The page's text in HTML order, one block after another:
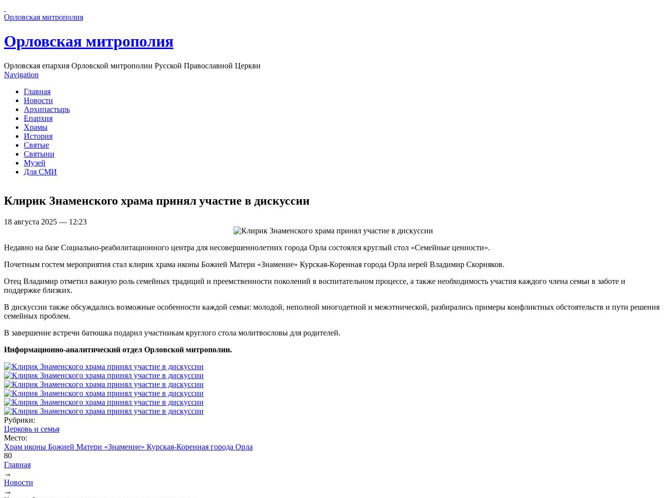
Орловская митрополия
Орловская митрополия
Орловская епархия Орловской митрополии Русской Православной Церкви
Navigation
Главная
Новости
Архипастырь
Епархия
Храмы
История
Святые
Святыни
Музей
Для СМИ
Клирик Знаменского храма принял участие в дискуссии
18 августа 2025 — 12:23
Недавно на базе Социально-реабилитационного центра для несовершеннолетних города Орла состоялся круглый стол «Семейные ценности».
Почетным гостем мероприятия стал клирик храма иконы Божией Матери «Знамение» Курская-Коренная города Орла иерей Владимир Скорняков.
Отец Владимир отметил важную роль семейных традиций и преемственности поколений в воспитательном процессе, а также необходимость участия каждого члена семьи в заботе и
поддержке близких.
В дискуссии также обсуждались возможные особенности каждой семьи: молодой, неполной многодетной и межэтнической, разбирались примеры конфликтных обстоятельств и пути решения
семейных проблем.
В завершение встречи батюшка подарил участникам круглого стола молитвословы для родителей.
Информационно-аналитический отдел Орловской митрополии.
Рубрики:
Церковь и семья
Место:
Храм иконы Божией Матери «Знамение» Курская-Коренная города Орла
80
Вы здесь
Главная
→
Новости
→